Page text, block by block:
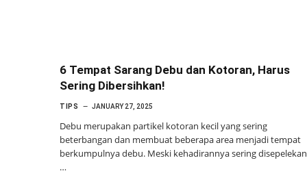
6 Tempat Sarang Debu dan Kotoran, Harus
Sering Dibersihkan!
TIPS JANUARY 27, 2025
Debu merupakan partikel kotoran kecil yang sering
beterbangan dan membuat beberapa area menjadi tempat
berkumpulnya debu. Meski kehadirannya sering
…